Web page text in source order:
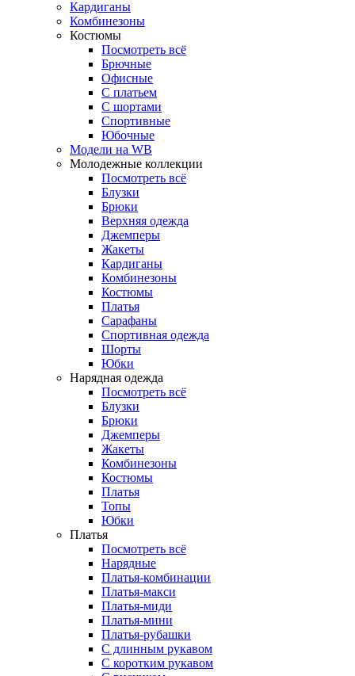
Кардиганы
Комбинезоны
Костюмы
Посмотреть всё
Брючные
Офисные
С платьем
С шортами
Спортивные
Юбочные
Модели на WB
Молодежные коллекции
Посмотреть всё
Блузки
Брюки
Верхняя одежда
Джемперы
Жакеты
Кардиганы
Комбинезоны
Костюмы
Платья
Сарафаны
Спортивная одежда
Шорты
Юбки
Нарядная одежда
Посмотреть всё
Блузки
Брюки
Джемперы
Жакеты
Комбинезоны
Костюмы
Платья
Топы
Юбки
Платья
Посмотреть всё
Нарядные
Платья-комбинации
Платья-макси
Платья-миди
Платья-мини
Платья-рубашки
С длинным рукавом
С коротким рукавом